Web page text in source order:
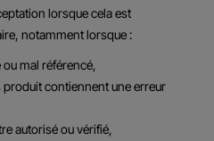
lorsque cela est
notamment lorsque :
mal référencé,
contiennent une erreur
autorisé ou vérifié,